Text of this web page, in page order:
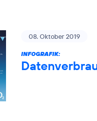
08. Oktober 2019
INFOGRAFIK: